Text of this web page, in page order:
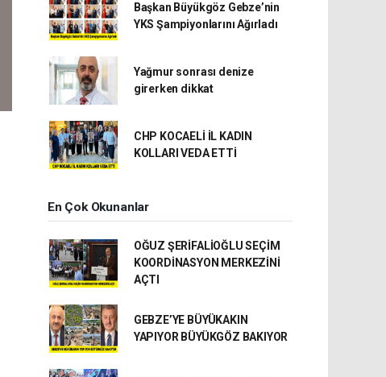
Başkan Büyükgöz Gebze’nin
YKS Şampiyonlarını Ağırladı
Yağmur sonrası denize
girerken dikkat
CHP KOCAELİ İL KADIN
KOLLARI VEDA ETTİ
En Çok Okunanlar
OĞUZ ŞERİFALİOĞLU SEÇİM
KOORDİNASYON MERKEZİNİ
AÇTI
GEBZE’YE BÜYÜKAKIN
YAPIYOR BÜYÜKGÖZ BAKIYOR